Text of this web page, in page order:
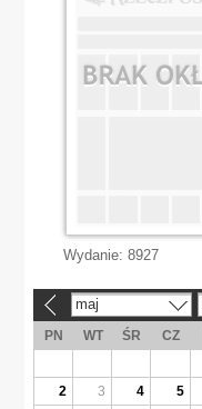
Wydanie: 8927
maj
PN WT ŚR CZ
2
3 4 5